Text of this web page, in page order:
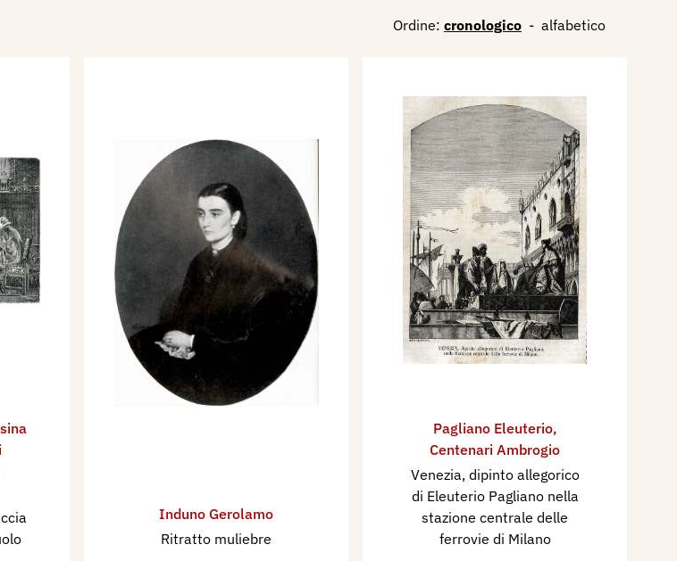
Ordine: cronologico - alfabetico
Induno Gerolamo
Ritratto muliebre
Pagliano Eleuterio,
Centenari Ambrogio
Venezia, dipinto allegorico
di Eleuterio Pagliano nella
stazione centrale delle
ferrovie di Milano